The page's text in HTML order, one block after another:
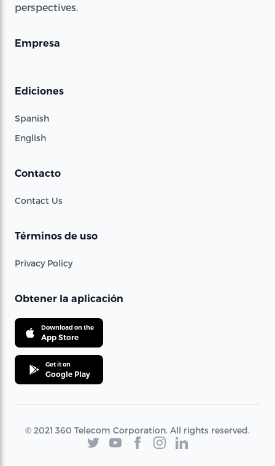
perspectives.
Empresa
Ediciones
Spanish
English
Contacto
Contact Us
Términos de uso
Privacy Policy
Obtener la aplicación
Download on the
App Store
Get it on
Google Play
© 2021 360 Telecom Corporation. All rights reserved.